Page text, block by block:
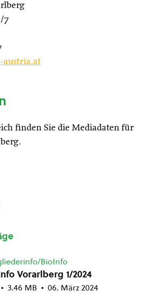
7
austria.at
finden Sie die Mediadaten für
BioInfo
Vorarlberg 1/2024
3.46 MB 06. März 2024